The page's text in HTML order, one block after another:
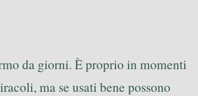
da giorni. È proprio in momenti
ma se usati bene possono